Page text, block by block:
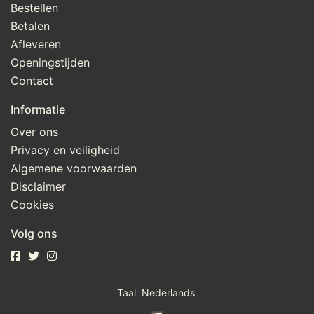
Bestellen
Betalen
Afleveren
Openingstijden
Contact
Informatie
Over ons
Privacy en veiligheid
Algemene voorwaarden
Disclaimer
Cookies
Volg ons
Taal